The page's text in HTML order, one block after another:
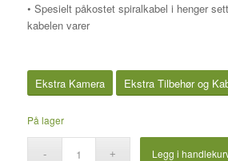
• Spesielt påkostet spiralkabel i henger
kabelen varer
Ekstra Kamera Ekstra Tilbehør og
På lager
Legg i